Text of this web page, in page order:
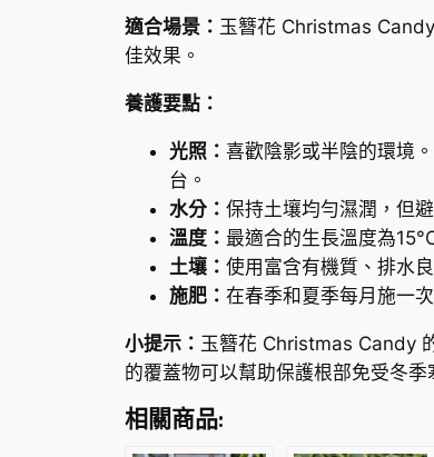
適合場景： 玉簪花 Christmas
佳效果。
養護要點：
光照： 喜歡陰影或半陰的環境
台。
水分： 保持土壤均勻濕潤，但
溫度： 最適合的生長溫度為
土壤： 使用富含有機質、排水
施肥： 在春季和夏季每月施一
小提示： 玉簪花 Christmas Candy
的覆蓋物可以幫助保護根部免受冬季
相關商品: